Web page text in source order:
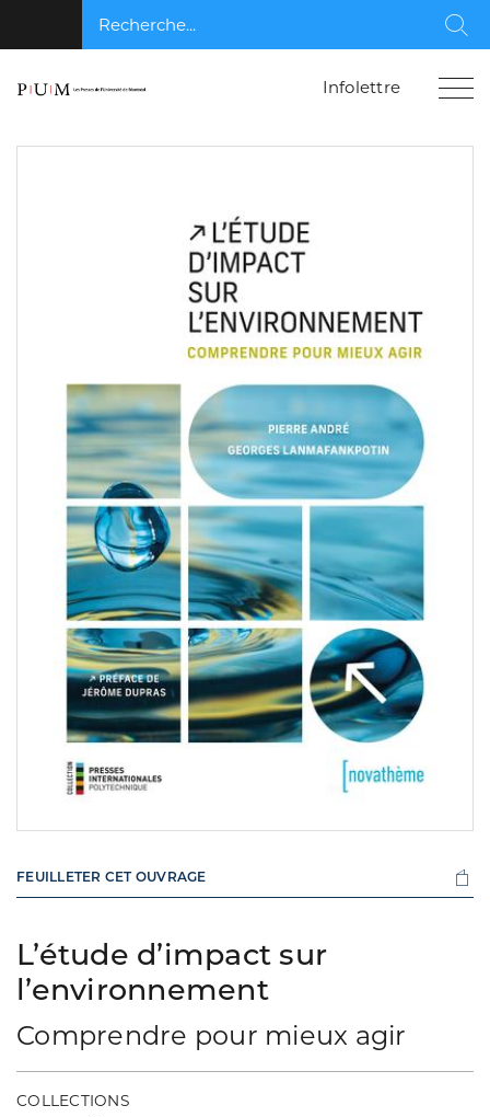
Recherche...
Infolettre
L’étude d’impact sur
l’environnement
Comprendre pour mieux agir
COLLECTIONS
FEUILLETER CET OUVRAGE